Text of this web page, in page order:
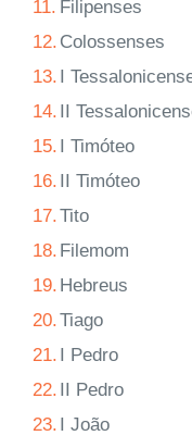
11. Filipenses
12. Colossenses
13. I
14. II
15. I Timóteo
16. II Timóteo
17.Tito
18. Filemom
19. Hebreus
20.Tiago
21. I Pedro
22. II Pedro
23. I João